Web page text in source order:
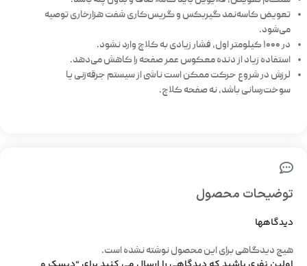
تعویض کاسه‌نمد گیربکس و گریس‌کاری شفت هزارخاری توصیه
می‌شود.
در ۱۰۰۰ کیلومتر اول، فشار زیادی به کلاچ وارد نشود.
استفاده زیاد از دنده معکوس عمر صفحه را کاهش می‌دهد.
لرزش در شروع حرکت ممکن است ناشی از سیستم جرقه‌زنی یا
سوخت‌رسانی باشد، نه صفحه کلاچ.
توضیحات محصول
دیدگاهها
هیچ دیدگاهی برای این محصول نوشته نشده است.